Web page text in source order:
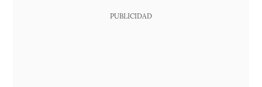
PUBLICIDAD